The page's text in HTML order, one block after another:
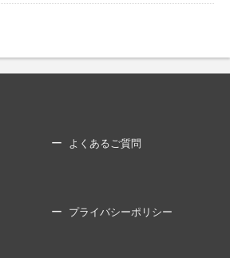
よくあるご質問
プライバシーポリシー